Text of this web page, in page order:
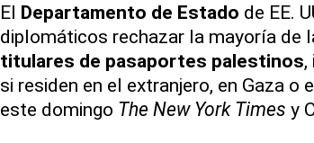
El Departamento de Estado de EE.
diplomáticos rechazar la mayoría de
titulares de pasaportes palestinos,
si residen en el extranjero, en Gaza o
este domingo The New York Times y